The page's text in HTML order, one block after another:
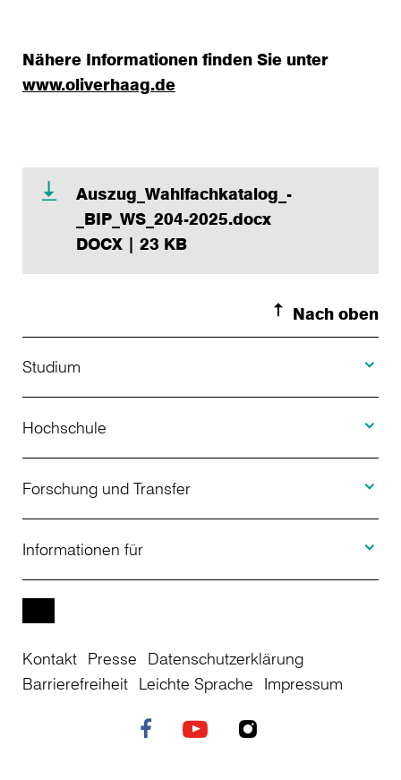
Nähere Informationen finden Sie unter
www.oliverhaag.de
Auszug_Wahlfachkatalog_-
_BIP_WS_204-2025.docx
DOCX | 23 KB
Nach oben
Studium
Studienangebot
Bewerbung
Studienberatung
Weiterbildung
Studienkolleg
Hochschule
Über uns
Aktuelles
Einrichtungen
Stellenangebote
Forschung und Transfer
Projekte
Informationen für
Studierende
Kontakt Presse
Datenschutzerklärung
Barrierefreiheit Leichte Sprache Impressum